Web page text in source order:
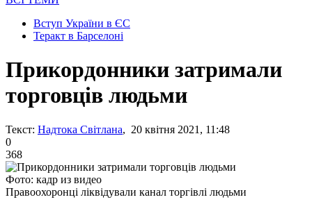
Вступ України в ЄС
Теракт в Барселоні
Прикордонники затримали
торговців людьми
Текст: Надтока Світлана, 20 квітня 2021, 11:48
0
368
Фото: кадр из видео
Правоохоронці ліквідували канал торгівлі людьми